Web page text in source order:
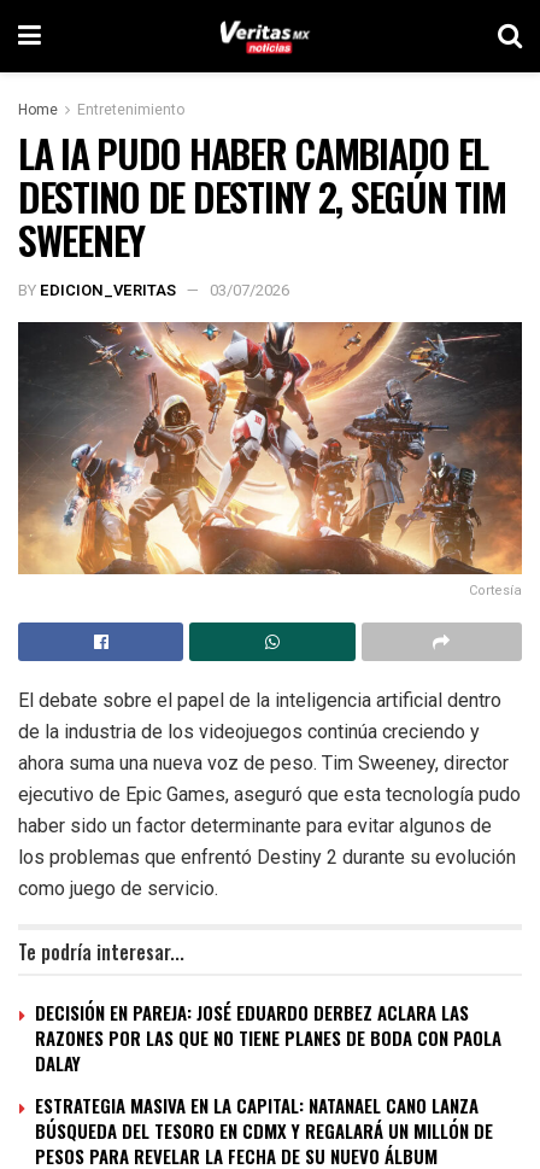
Home Entretenimiento
LA IA PUDO HABER CAMBIADO EL
DESTINO DE DESTINY 2, SEGÚN TIM
SWEENEY
BY EDICION_VERITAS 03/07/2026
Cortesía
El debate sobre el papel de la inteligencia artificial dentro
de la industria de los videojuegos continúa creciendo y
ahora suma una nueva voz de peso. Tim Sweeney, director
ejecutivo de Epic Games, aseguró que esta tecnología pudo
haber sido un factor determinante para evitar algunos de
los problemas que enfrentó Destiny 2 durante su evolución
como juego de servicio.
Te podría interesar...
DECISIÓN EN PAREJA: JOSÉ EDUARDO DERBEZ ACLARA LAS
RAZONES POR LAS QUE NO TIENE PLANES DE BODA CON PAOLA
DALAY
ESTRATEGIA MASIVA EN LA CAPITAL: NATANAEL CANO LANZA
BÚSQUEDA DEL TESORO EN CDMX Y REGALARÁ UN MILLÓN DE
PESOS PARA REVELAR LA FECHA DE SU NUEVO ÁLBUM